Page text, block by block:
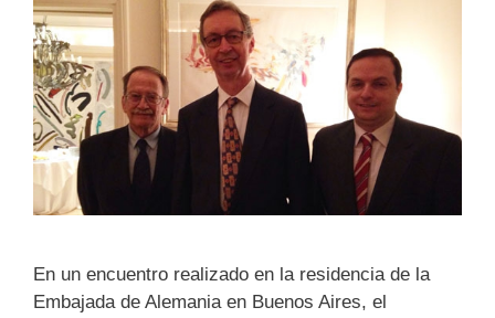
En un encuentro realizado en la residencia de la
Embajada de ‎Alemania en Buenos Aires, el